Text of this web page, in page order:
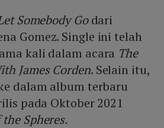
Somebody Godari
Gomez. Single ini telah
kali dalam acara The
James Corden. Selain itu,
dalam album terbaru
pada Oktober 2021
Spheres.